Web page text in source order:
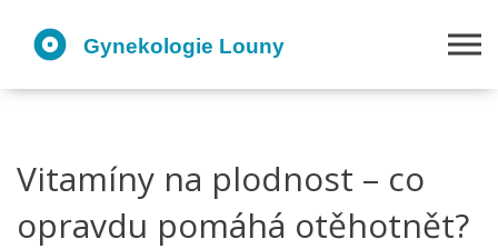
Vitamíny na plodnost – co
opravdu pomáhá otěhotnět?